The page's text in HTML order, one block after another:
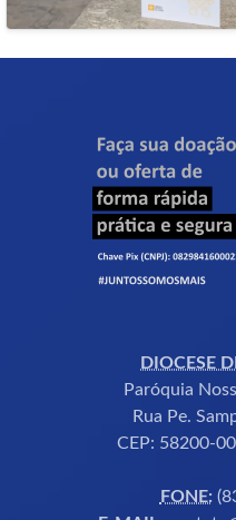
DIOCESE
Paróquia
Rua Pe.
CEP: 58200-
FONE: